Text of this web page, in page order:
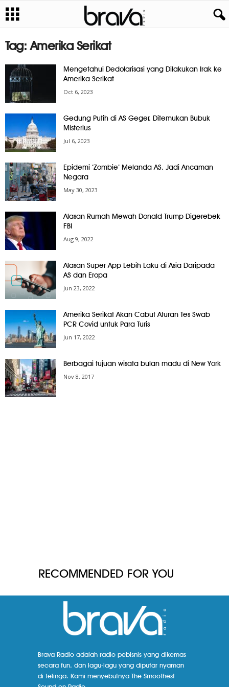
Tag: Amerika Serikat
Mengetahui Dedolarisasi yang Dilakukan Irak ke
Amerika Serikat
Oct 6, 2023
Gedung Putih di AS Geger, Ditemukan Bubuk
Misterius
Jul 6, 2023
Epidemi ‘Zombie’ Melanda AS, Jadi Ancaman
Negara
May 30, 2023
Alasan Rumah Mewah Donald Trump Digerebek
FBI
Aug 9, 2022
Alasan Super App Lebih Laku di Asia Daripada
AS dan Eropa
Jun 23, 2022
Amerika Serikat Akan Cabut Aturan Tes Swab
PCR Covid untuk Para Turis
Jun 17, 2022
Berbagai tujuan wisata bulan madu di New York
Nov 8, 2017
RECOMMENDED FOR YOU
Brava Radio adalah radio pebisnis yang dikemas
secara fun, dan lagu-lagu yang diputar nyaman
di telinga. Kami menyebutnya The Smoothest